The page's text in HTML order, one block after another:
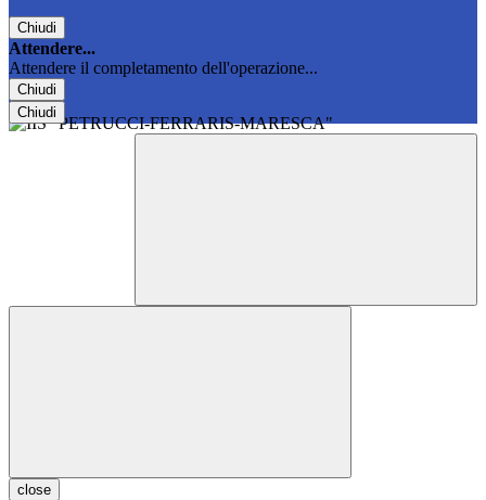
Chiudi
Attendere...
Attendere il completamento dell'operazione...
Chiudi
Chiudi
close